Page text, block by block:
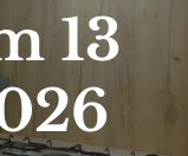
13